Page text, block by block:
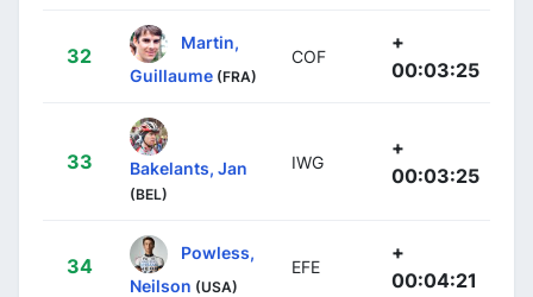
32
Martin,
Guillaume (FRA)
COF
+
00:03:25
33 Bakelants, Jan
(BEL)
IWG
+
00:03:25
34
Powless,
Neilson (USA)
EFE
+
00:04:21